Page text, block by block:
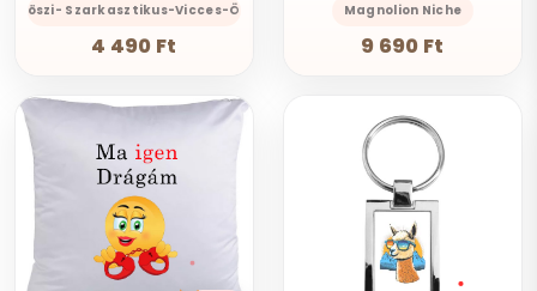
Szarkasztikus-Vicces-Önazonos
4 490 Ft
Magnolion Niche
9 690 Ft